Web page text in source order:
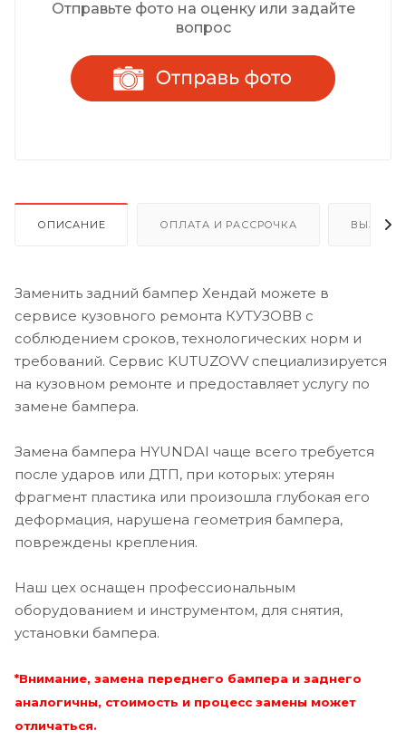
Отправьте фото на оценку или задайте
вопрос
ОПИСАНИЕ ОПЛАТА И РАССРОЧКА ВЫЗОВ
Заменить задний бампер Хендай можете в
сервисе кузовного ремонта КУТУЗОВВ с
соблюдением сроков, технологических норм и
требований. Сервис KUTUZOVV специализируется
на кузовном ремонте и предоставляет услугу по
замене бампера.
Замена бампера HYUNDAI чаще всего требуется
после ударов или ДТП, при которых: утерян
фрагмент пластика или произошла глубокая его
деформация, нарушена геометрия бампера,
повреждены крепления.
Наш цех оснащен профессиональным
оборудованием и инструментом, для снятия,
установки бампера.
*Внимание, замена переднего бампера и заднего
аналогичны, стоимость и процесс замены может
отличаться.